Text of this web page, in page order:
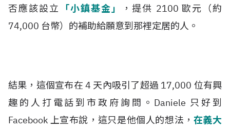
否應該設立
「小鎮基金」
，提供 2100 歐元（約
74,000 台幣）的補助給願意到那裡定居的人。
結果，這個宣布在 4 天內吸引了超過 17,000 位有興
趣的人打電話到市政府詢問。Daniele 只好到
Facebook 上宣布說，這只是他個人的想法， 在義大